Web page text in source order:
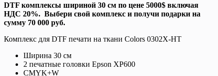
DTF комплексы шириной 30 см по цене 5000$ включая
НДС 20%. Выбери свой комплекс и получи подарки на
сумму 70 000 руб.
Комплекс для DTF печати на ткани Colors 0302X-HT
Ширина 30 см
2 печатные головки Epson XP600
CMYK+W